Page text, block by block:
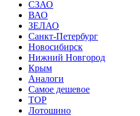
СЗАО
ВАО
ЗЕЛАО
Санкт-Петербург
Новосибирск
Нижний Новгород
Крым
Аналоги
Самое дешевое
TOP
Лотошино